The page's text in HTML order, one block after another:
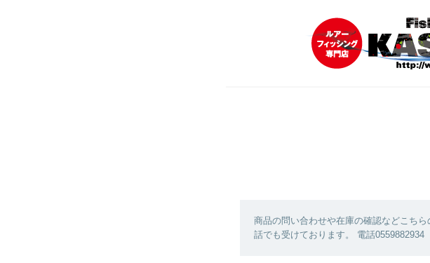
商品の問い合わせや在庫の確認などこち
話でも受けております。 電話0559882934